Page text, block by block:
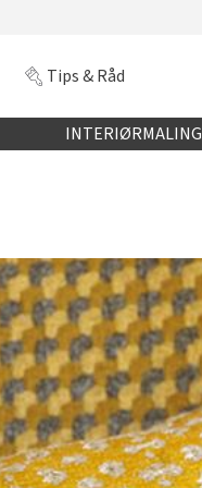
Tips & Råd
INTERIØRMALING